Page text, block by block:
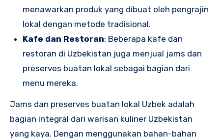
menawarkan produk yang dibuat oleh pengrajin
lokal dengan metode tradisional.
Kafe dan Restoran: Beberapa kafe dan
restoran di Uzbekistan juga menjual jams dan
preserves buatan lokal sebagai bagian dari
menu mereka.
Jams dan preserves buatan lokal Uzbek adalah
bagian integral dari warisan kuliner Uzbekistan
yang kaya. Dengan menggunakan bahan-bahan